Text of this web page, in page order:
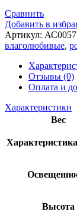
Сравнить
Добавить в
Артикул:
влаголюбивые,
Отзывы (0)
Оплата и
Характеристики
Вес
Высота